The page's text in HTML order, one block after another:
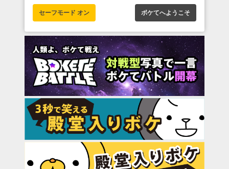
セーフモード オン ボケてへようこそ